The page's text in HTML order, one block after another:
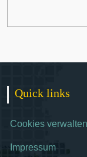
Quick links
Cookies verwalten
Impressum